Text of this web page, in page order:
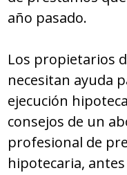
año pasado.
Los propietarios
necesitan ayuda
ejecución
consejos de un
profesional de
hipotecaria,